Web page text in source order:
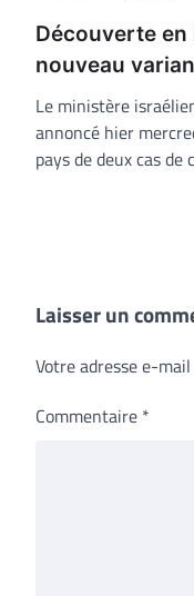
Découverte en
nouveau
Le ministère
annoncé hier
pays de deux cas
Laisser un
Votre adresse e-
Commentaire *